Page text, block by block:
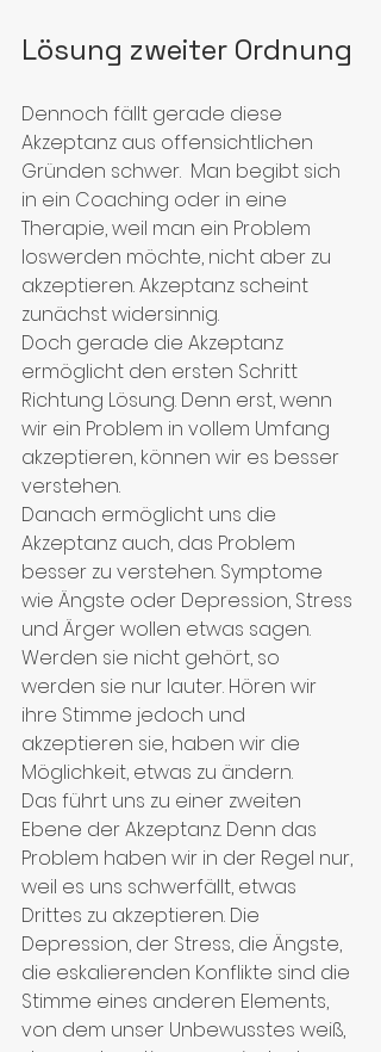
Lösung zweiter Ordnung
Dennoch fällt gerade diese
Akzeptanz aus offensichtlichen
Gründen schwer.  Man begibt sich
in ein Coaching oder in eine
Therapie, weil man ein Problem
loswerden möchte, nicht aber zu
akzeptieren. Akzeptanz scheint
zunächst widersinnig.
Doch gerade die Akzeptanz
ermöglicht den ersten Schritt
Richtung Lösung. Denn erst, wenn
wir ein Problem in vollem Umfang
akzeptieren, können wir es besser
verstehen.
Danach ermöglicht uns die
Akzeptanz auch, das Problem
besser zu verstehen. Symptome
wie Ängste oder Depression, Stress
und Ärger wollen etwas sagen.
Werden sie nicht gehört, so
werden sie nur lauter. Hören wir
ihre Stimme jedoch und
akzeptieren sie, haben wir die
Möglichkeit, etwas zu ändern.
Das führt uns zu einer zweiten
Ebene der Akzeptanz. Denn das
Problem haben wir in der Regel nur,
weil es uns schwerfällt, etwas
Drittes zu akzeptieren. Die
Depression, der Stress, die Ängste,
die eskalierenden Konflikte sind die
Stimme eines anderen Elements,
von dem unser Unbewusstes weiß,